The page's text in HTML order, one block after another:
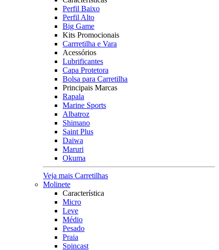
Perfil Baixo
Perfil Alto
Big Game
Kits Promocionais
Carrretilha e Vara
Acessórios
Lubrificantes
Capa Protetora
Bolsa para Carretilha
Principais Marcas
Rapala
Marine Sports
Albatroz
Shimano
Saint Plus
Daiwa
Maruri
Okuma
Veja mais Carretilhas
Molinete
Característica
Micro
Leve
Médio
Pesado
Praia
Spincast